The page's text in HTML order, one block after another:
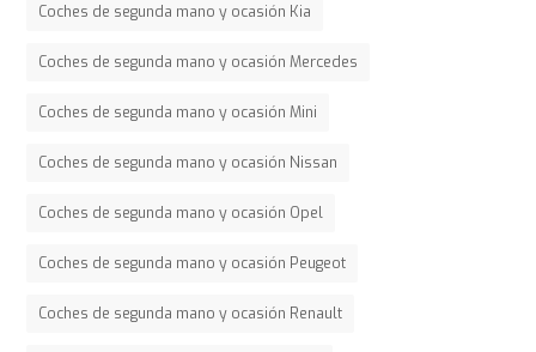
Coches de segunda mano y ocasión Kia
Coches de segunda mano y ocasión Mercedes
Coches de segunda mano y ocasión Mini
Coches de segunda mano y ocasión Nissan
Coches de segunda mano y ocasión Opel
Coches de segunda mano y ocasión Peugeot
Coches de segunda mano y ocasión Renault